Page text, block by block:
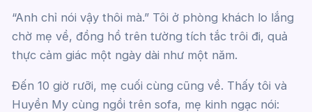
“Anh chỉ nói vậy thôi mà.” Tôi ở phòng khách lo lắng
chờ mẹ về, đồng hồ trên tường tích tắc trôi đi, quả
thực cảm giác một ngày dài như một năm.
Đến 10 giờ rưỡi, mẹ cuối cùng cũng về. Thấy tôi và
Huyền My cùng ngồi trên sofa, mẹ kinh ngạc nói: